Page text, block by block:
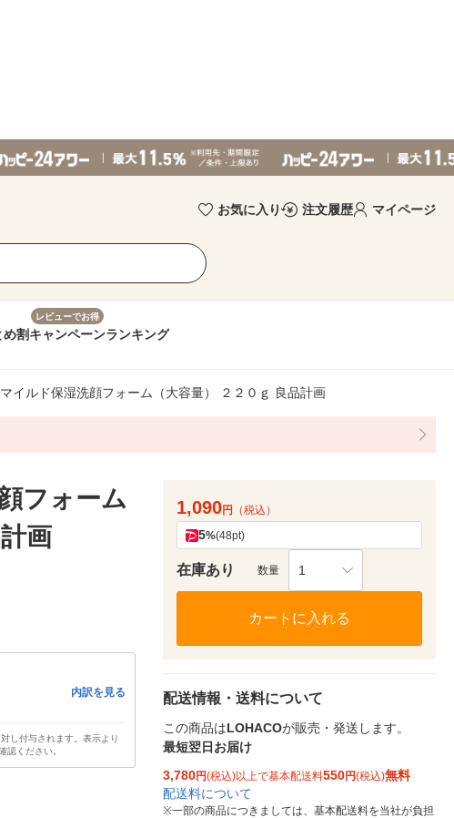
お気に入り 注文履歴 マイページ
め割
レビューでお得
キャンペーンランキング
イルド保湿洗顔フォーム（大容量） ２２０ｇ 良品計画
フォーム
画
内訳を見る
し付与されます。表示より
認ください。
1,090円 （税込）
5%(48pt)
在庫あり 数量 1
カートに入れる
配送情報・送料について
この商品はLOHACOが販売・発送します。
最短翌日お届け
3,780円(税込)以上で基本配送料550円(税込)無料
配送料について
※一部の商品につきましては、基本配送料を当社が負担